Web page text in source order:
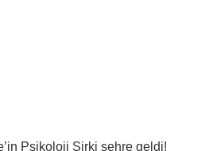
Psikoloji Sirki şehre geldi!